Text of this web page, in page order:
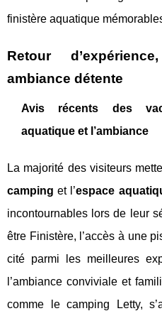
finistère aquatique
Retour
ambiance détente
Avis récents des
aquatique et l’ambiance
La majorité des visiteurs
camping et l’espace
incontournables lors de leur
être Finistère, l’accès à une
cité parmi les meilleures
l’ambiance conviviale et
comme le camping Letty,